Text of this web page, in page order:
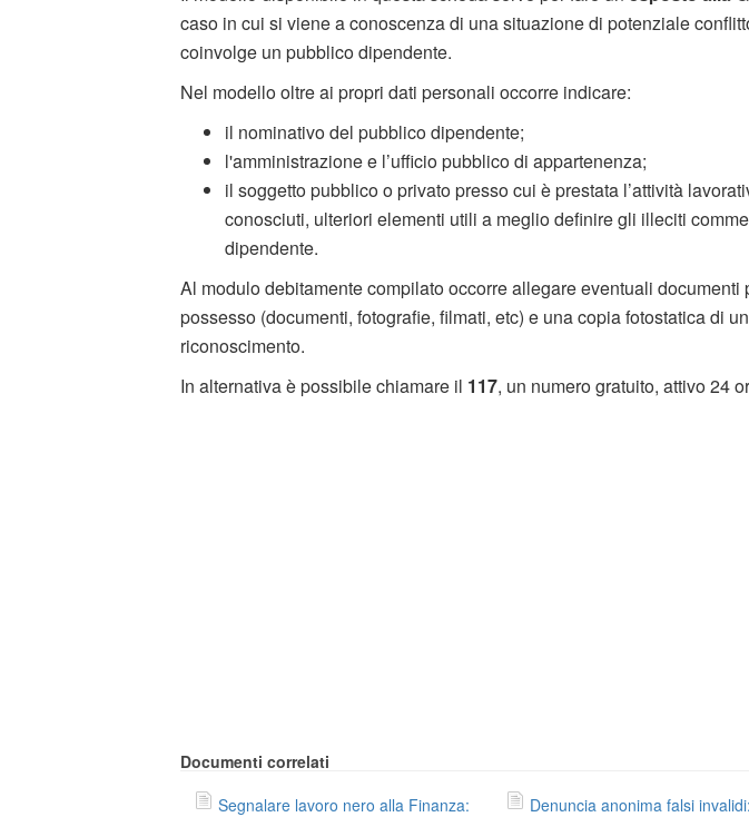
caso in cui si viene a conoscenza di una situazione di potenziale
coinvolge un pubblico dipendente.
Nel modello oltre ai propri dati personali occorre indicare:
il nominativo del pubblico dipendente;
l'amministrazione e l’ufficio pubblico di appartenenza;
il soggetto pubblico o privato presso cui è prestata l’attività
conosciuti, ulteriori elementi utili a meglio definire gli illeciti
dipendente.
Al modulo debitamente compilato occorre allegare eventuali documenti
possesso (documenti, fotografie, filmati, etc) e una copia fotostatica di
riconoscimento.
In alternativa è possibile chiamare il 117, un numero gratuito, attivo 24
Documenti correlati
Segnalare lavoro nero alla Finanza:
Denuncia anonima falsi